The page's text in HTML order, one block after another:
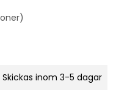
Skickas inom 3-5 dagar